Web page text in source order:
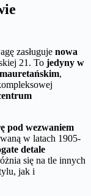
zasługuje nowa
21. To jedyny w
,
pod wezwaniem
w latach 1905-
detale
się na tle innych
jak i